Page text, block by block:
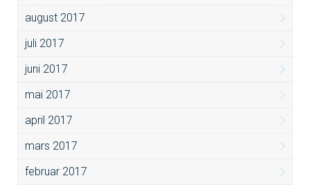
august 2017
juli 2017
juni 2017
mai 2017
april 2017
mars 2017
februar 2017